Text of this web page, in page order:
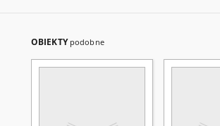
OBIEKTY podobne